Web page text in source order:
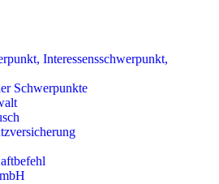
Interessensschwerpunkt,
Schwerpunkte